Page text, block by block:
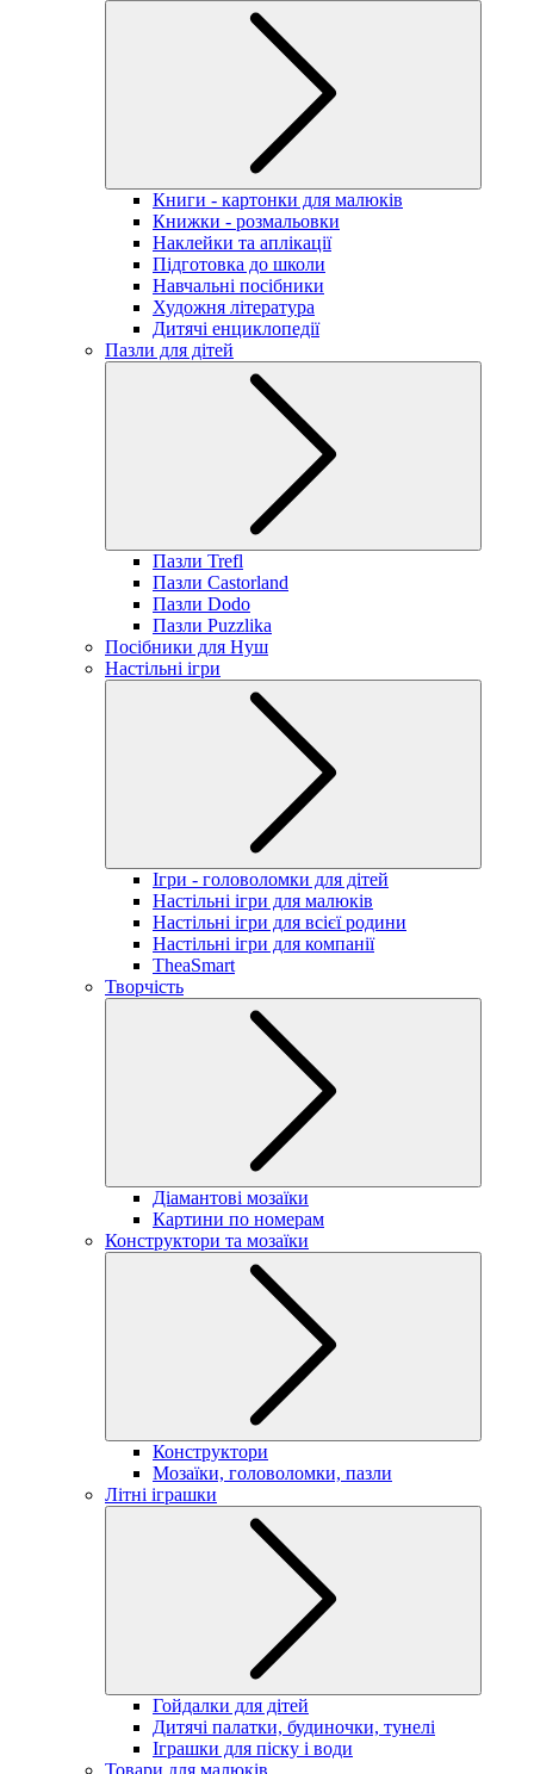
Книги - картонки для малюків
Книжки - розмальовки
Наклейки та аплікації
Підготовка до школи
Навчальні посібники
Художня література
Дитячі енциклопедії
Пазли для дітей
Пазли Trefl
Пазли Castorland
Пазли Dodo
Пазли Puzzlika
Посібники для Нуш
Настільні ігри
Ігри - головоломки для дітей
Настільні ігри для малюків
Настільні ігри для всієї родини
Настільні ігри для компанії
TheaSmart
Творчість
Діамантові мозаїки
Картини по номерам
Конструктори та мозаїки
Конструктори
Мозаїки, головоломки, пазли
Літні іграшки
Гойдалки для дітей
Дитячі палатки, будиночки, тунелі
Іграшки для піску і води
Товари для малюків